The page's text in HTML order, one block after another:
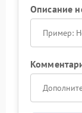
Описание